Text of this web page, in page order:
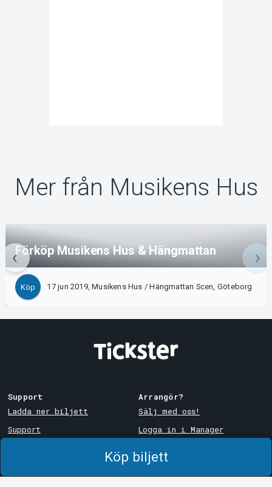
Köp biljett
Mer från Musikens Hus
Förköp Musikens Hus & Hängmattan
Köp 17 jun 2019, Musikens Hus / Hängmattan Scen, Göteborg
Support
Ladda ner biljett
Support
Arrangör?
Sälj med oss!
Logga in i Manager